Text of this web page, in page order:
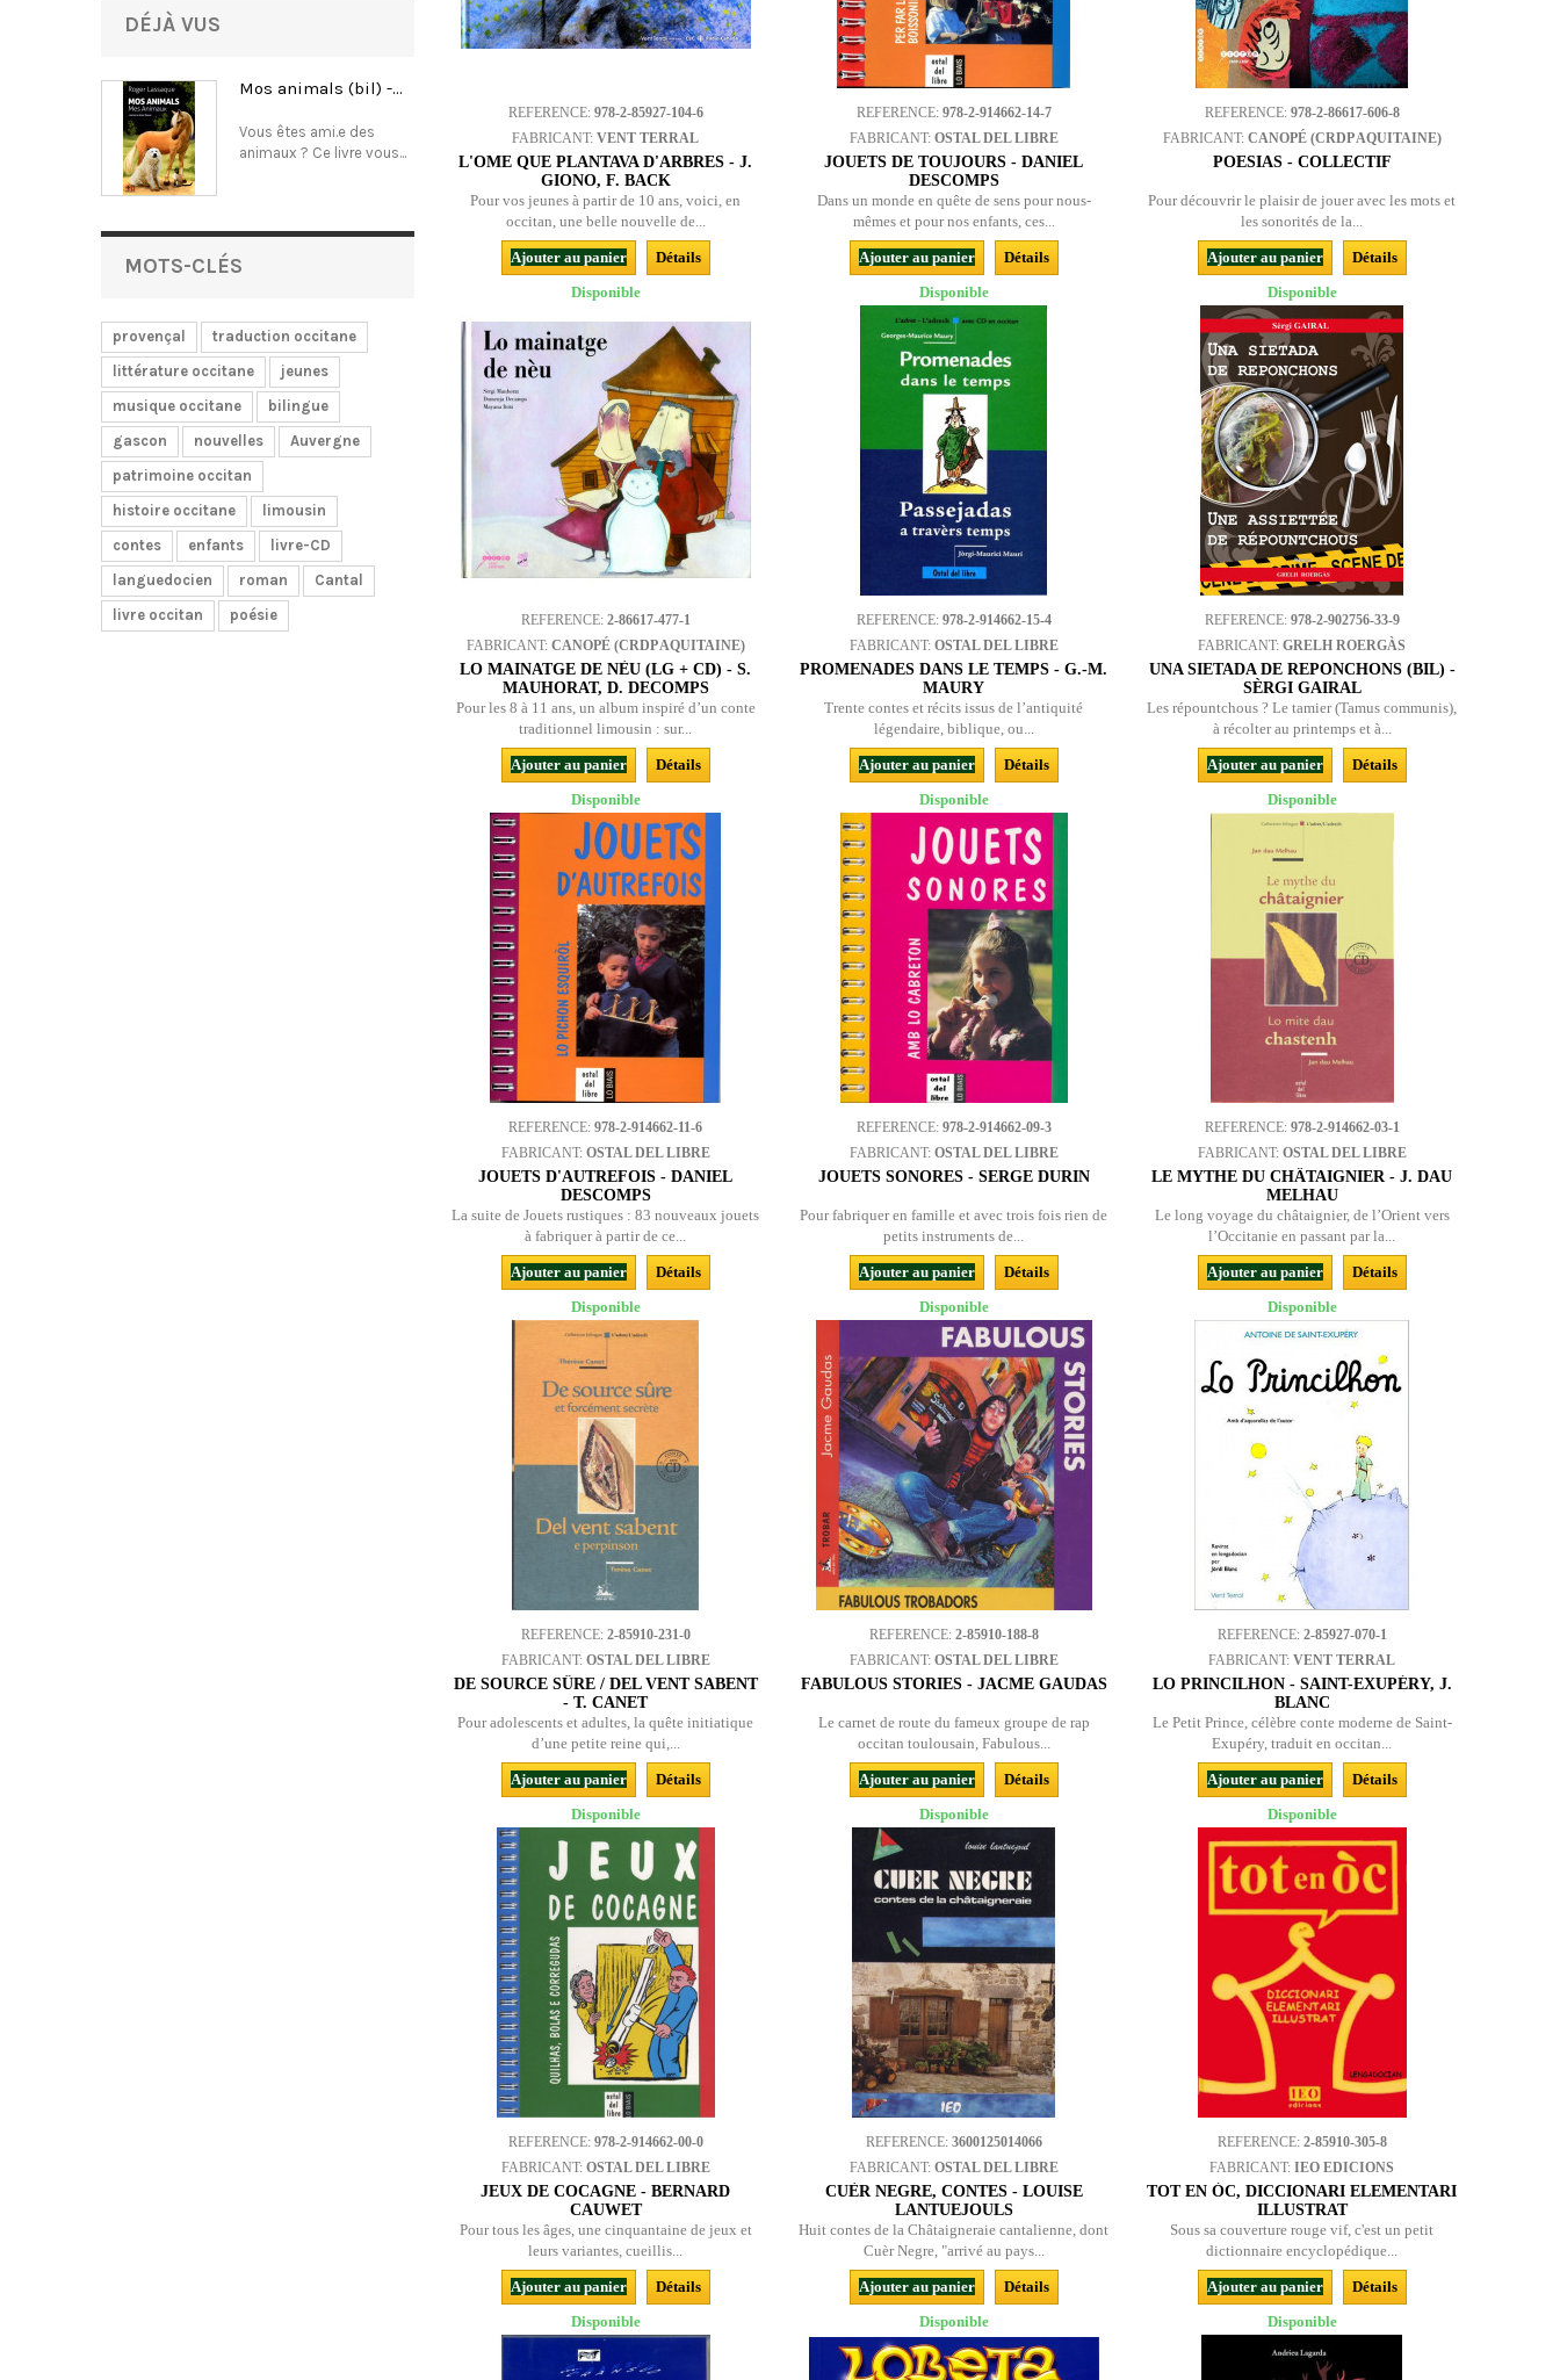
DÉJÀ VUS
Mos animals (bil) -...
Vous êtes ami.e des
animaux ? Ce livre vous...
MOTS-CLÉS
provençal
traduction occitane
littérature occitane
jeunes
musique occitane
bilingue
gascon
nouvelles
Auvergne
patrimoine occitan
histoire occitane
limousin
contes
enfants
livre-CD
languedocien
roman
Cantal
livre occitan
poésie
REFERENCE: 978-2-85927-104-6
FABRICANT:VENT TERRAL
L'OME QUE PLANTAVA D'ARBRES - J.
GIONO, F. BACK
Pour vos jeunes à partir de 10 ans, voici, en
occitan, une belle nouvelle de...
Ajouter au panier
Détails
Disponible
REFERENCE: 978-2-914662-14-7
FABRICANT: OSTAL DEL LIBRE
JOUETS DE TOUJOURS - DANIEL
DESCOMPS
Dans un monde en quête de sens pour nous-
mêmes et pour nos enfants, ces...
Ajouter au panier
Détails
Disponible
REFERENCE: 978-2-86617-606-8
FABRICANT: CANOPÉ (CRDP AQUITAINE)
POESIAS - COLLECTIF
Pour découvrir le plaisir de jouer avec les mots et
les sonorités de la...
Ajouter au panier
Détails
Disponible
REFERENCE: 2-86617-477-1
FABRICANT: CANOPÉ (CRDP AQUITAINE)
LO MAINATGE DE NÈU (LG + CD) - S.
MAUHORAT, D. DECOMPS
Pour les 8 à 11 ans, un album inspiré d’un conte
traditionnel limousin : sur...
Ajouter au panier
Détails
Disponible
REFERENCE: 978-2-914662-15-4
FABRICANT: OSTAL DEL LIBRE
PROMENADES DANS LE TEMPS - G.-M.
MAURY
Trente contes et récits issus de l’antiquité
légendaire, biblique, ou...
Ajouter au panier
Détails
Disponible
REFERENCE: 978-2-902756-33-9
FABRICANT:GRELH ROERGÀS
UNA SIETADA DE REPONCHONS (BIL) -
SÈRGI GAIRAL
Les répountchous ? Le tamier (Tamus communis),
à récolter au printemps et à...
Ajouter au panier
Détails
Disponible
REFERENCE:978-2-914662-11-6
FABRICANT: OSTAL DEL LIBRE
JOUETS D'AUTREFOIS - DANIEL
DESCOMPS
La suite de Jouets rustiques : 83 nouveaux jouets
à fabriquer à partir de ce...
Ajouter au panier
Détails
Disponible
REFERENCE: 978-2-914662-09-3
FABRICANT: OSTAL DEL LIBRE
JOUETS SONORES - SERGE DURIN
Pour fabriquer en famille et avec trois fois rien de
petits instruments de...
Ajouter au panier
Détails
Disponible
REFERENCE: 978-2-914662-03-1
FABRICANT: OSTAL DEL LIBRE
LE MYTHE DU CHÂTAIGNIER - J. DAU
MELHAU
Le long voyage du châtaignier, de l’Orient vers
l’Occitanie en passant par la...
Ajouter au panier
Détails
Disponible
REFERENCE: 2-85910-231-0
FABRICANT: OSTAL DEL LIBRE
DE SOURCE SÛRE / DEL VENT SABENT
- T. CANET
Pour adolescents et adultes, la quête initiatique
d’une petite reine qui,...
Ajouter au panier
Détails
Disponible
REFERENCE: 2-85910-188-8
FABRICANT: OSTAL DEL LIBRE
FABULOUS STORIES - JACME GAUDAS
Le carnet de route du fameux groupe de rap
occitan toulousain, Fabulous...
Ajouter au panier
Détails
Disponible
REFERENCE: 2-85927-070-1
FABRICANT:VENT TERRAL
LO PRINCILHON - SAINT-EXUPÉRY, J.
BLANC
Le Petit Prince, célèbre conte moderne de Saint-
Exupéry, traduit en occitan...
Ajouter au panier
Détails
Disponible
REFERENCE: 978-2-914662-00-0
FABRICANT: OSTAL DEL LIBRE
JEUX DE COCAGNE - BERNARD
CAUWET
Pour tous les âges, une cinquantaine de jeux et
leurs variantes, cueillis...
Ajouter au panier
Détails
Disponible
REFERENCE: 3600125014066
FABRICANT: OSTAL DEL LIBRE
CUÈR NEGRE, CONTES - LOUISE
LANTUEJOULS
Huit contes de la Châtaigneraie cantalienne, dont
Cuèr Negre, "arrivé au pays...
Ajouter au panier
Détails
Disponible
REFERENCE: 2-85910-305-8
FABRICANT:IEO EDICIONS
TOT EN ÒC, DICCIONARI ELEMENTARI
ILLUSTRAT
Sous sa couverture rouge vif, c'est un petit
dictionnaire encyclopédique...
Ajouter au panier
Détails
Disponible